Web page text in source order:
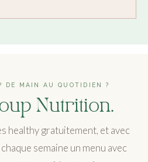
DE MAIN AU QUOTIDIEN ?
Nutrition.
healthy gratuitement, et avec
semaine un menu avec